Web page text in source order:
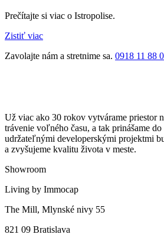
Prečítajte si viac o Istropolise.
Zistiť viac
Zavolajte nám a stretnime sa. 0918 11 88
Už viac ako 30 rokov vytvárame priestor
trávenie voľného času, a tak prinášame
udržateľnými developerskými projektmi
a zvyšujeme kvalitu života v meste.
Showroom
Living by Immocap
The Mill, Mlynské nivy 55
821 09 Bratislava